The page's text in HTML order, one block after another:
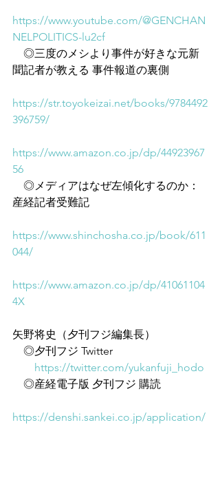
https://www.youtube.com/@GENCHAN
NELPOLITICS-lu2cf
◎三度のメシより事件が好きな元新
聞記者が教える 事件報道の裏側
https://str.toyokeizai.net/books/9784492
396759/
https://www.amazon.co.jp/dp/44923967
56
◎メディアはなぜ左傾化するのか：
産経記者受難記
https://www.shinchosha.co.jp/book/611
044/
https://www.amazon.co.jp/dp/41061104
4X
矢野将史（夕刊フジ編集長）
◎夕刊フジ Twitter
https://twitter.com/yukanfuji_hodo
◎産経電子版 夕刊フジ 購読
https://denshi.sankei.co.jp/application/